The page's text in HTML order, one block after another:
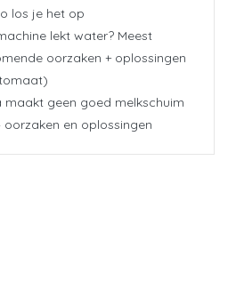
los je het op
lekt water? Meest
oorzaken + oplossingen
maakt geen goed melkschuim
oorzaken en oplossingen